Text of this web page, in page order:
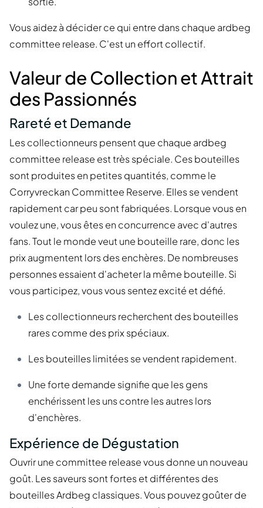
Vous aidez à décider ce qui entre dans chaque ardbeg
committee release. C'est un effort collectif.
Valeur de Collection et Attrait
des Passionnés
Rareté et Demande
Les collectionneurs pensent que chaque ardbeg
committee release est très spéciale. Ces bouteilles
sont produites en petites quantités, comme le
Corryvreckan Committee Reserve. Elles se vendent
rapidement car peu sont fabriquées. Lorsque vous en
voulez une, vous êtes en concurrence avec d'autres
fans. Tout le monde veut une bouteille rare, donc les
prix augmentent lors des enchères. De nombreuses
personnes essaient d'acheter la même bouteille. Si
vous participez, vous vous sentez excité et défié.
Les collectionneurs recherchent des bouteilles
rares comme des prix spéciaux.
Les bouteilles limitées se vendent rapidement.
Une forte demande signifie que les gens
enchérissent les uns contre les autres lors
d'enchères.
Expérience de Dégustation
Ouvrir une committee release vous donne un nouveau
goût. Les saveurs sont fortes et différentes des
bouteilles Ardbeg classiques. Vous pouvez goûter de